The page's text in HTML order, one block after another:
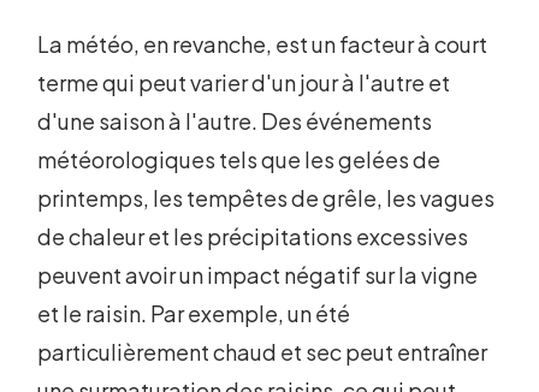
La météo, en revanche, est un facteur à court
terme qui peut varier d'un jour à l'autre et
d'une saison à l'autre. Des événements
météorologiques tels que les gelées de
printemps, les tempêtes de grêle, les vagues
de chaleur et les précipitations excessives
peuvent avoir un impact négatif sur la vigne
et le raisin. Par exemple, un été
particulièrement chaud et sec peut entraîner